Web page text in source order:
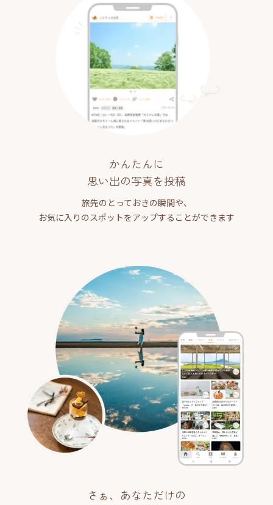
かんたんに
思い出の写真を投稿
旅先のとっておきの瞬間や、
お気に入りのスポットをアップすることができます
さぁ、あなただけの